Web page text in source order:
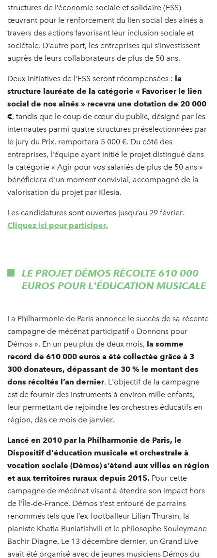
structures de l’économie sociale et solidaire (ESS)
œuvrant pour le renforcement du lien social des aînés à
travers des actions favorisant leur inclusion sociale et
sociétale. D’autre part, les entreprises qui s’investissent
auprès de leurs collaborateurs de plus de 50 ans.
Deux initiatives de l'ESS seront récompensées : la
structure lauréate de la catégorie « Favoriser le lien
social de nos aînés » recevra une dotation de 20 000
€, tandis que le coup de cœur du public, désigné par les
internautes parmi quatre structures présélectionnées par
le jury du Prix, remportera 5 000 €. Du côté des
entreprises, l'équipe ayant initié le projet distingué dans
la catégorie « Agir pour vos salariés de plus de 50 ans »
bénéficiera d'un moment convivial, accompagné de la
valorisation du projet par Klesia.
Les candidatures sont ouvertes jusqu’au 29 février.
Cliquez ici pour participer.
LE PROJET DÉMOS RÉCOLTE 610 000
EUROS POUR L'ÉDUCATION MUSICALE
La Philharmonie de Paris annonce le succès de sa récente
campagne de mécénat participatif « Donnons pour
Démos ». En un peu plus de deux mois, la somme
record de 610 000 euros a été collectée grâce à 3
300 donateurs, dépassant de 30 % le montant des
dons récoltés l’an dernier. L'objectif de la campagne
est de fournir des instruments à environ mille enfants,
leur permettant de rejoindre les orchestres éducatifs en
région, dès ce mois de janvier.
Lancé en 2010 par la Philharmonie de Paris, le
Dispositif d'éducation musicale et orchestrale à
vocation sociale (Démos) s’étend aux villes en région
et aux territoires ruraux depuis 2015. Pour cette
campagne de mécénat visant à étendre son impact hors
de l'Île-de-France, Démos s’est entouré de parrains
renommés tels que l’ex-footballeur Lilian Thuram, la
pianiste Khatia Buniatishvili et le philosophe Souleymane
Bachir Diagne. Le 13 décembre dernier, un Grand Live
avait été organisé avec de jeunes musiciens Démos du